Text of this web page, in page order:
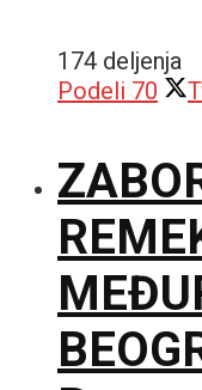
174 deljenja
Podeli 70